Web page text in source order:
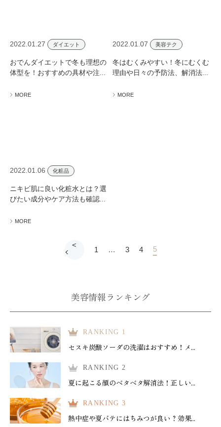
2022.01.27 ダイエット
おでんダイエットで冬も理想の
体型を！おすすめの具材や注...
MORE
2022.01.07 美容テク
冬はむくみやすい！冬にむくむ
理由や日々の予防法、解消法...
MORE
2022.01.06 化粧品
ニキビ肌に良い化粧水とは？選
びたい成分やケア方法も確認...
MORE
<
1 … 3 4 5
美容情報ランキング
RANKING 1
セスキ炭酸ソーダの洗濯はおすすめ！メ...
RANKING 2
夏に起こる顔のベタベタ解消法！正しい...
RANKING 3
熱中症や夏バテにはちみつが良い？効果...